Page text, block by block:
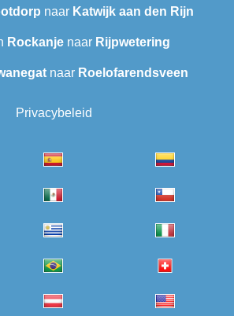
naar Katwijk aan den Rijn
Rockanjenaar Rijpwetering
naar Roelofarendsveen
Privacybeleid